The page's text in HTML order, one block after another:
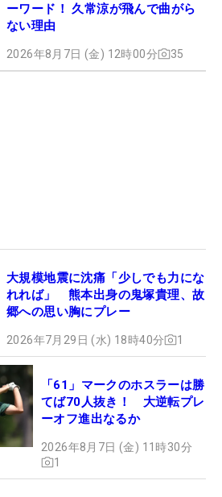
ーワード！ 久常涼が飛んで曲がら
ない理由
2026年8月7日 (金) 12時00分 35
大規模地震に沈痛「少しでも力にな
れれば」 熊本出身の鬼塚貴理、故
郷への思い胸にプレー
2026年7月29日 (水) 18時40分 1
「61」マークのホスラーは勝
てば70人抜き！ 大逆転プレ
ーオフ進出なるか
2026年8月7日 (金) 11時30分
1